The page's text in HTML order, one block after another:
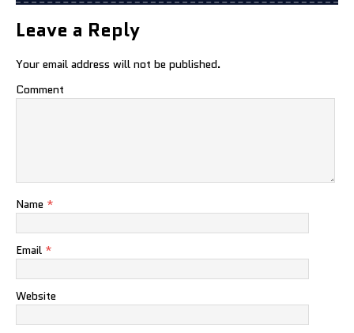
Leave a Reply
Your email address will not be published.
Comment
Name *
Email *
Website